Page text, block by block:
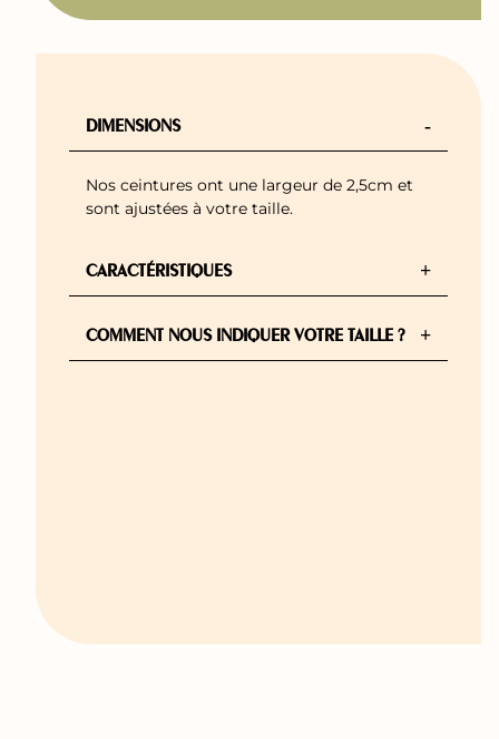
DIMENSIONS -
Nos ceintures ont une largeur de 2,5cm et
sont ajustées à votre taille.
CARACTÉRISTIQUES +
COMMENT NOUS INDIQUER VOTRE TAILLE ? +